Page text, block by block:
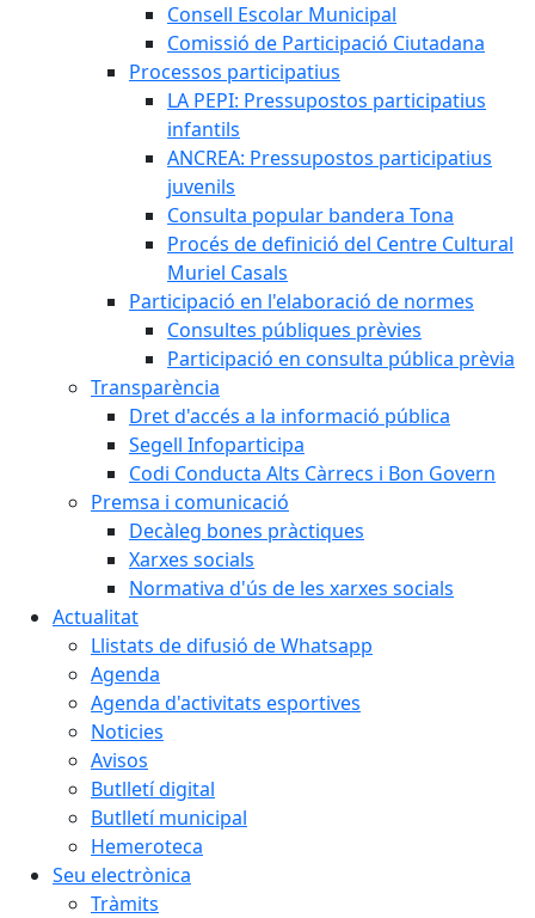
Consell Escolar Municipal
Comissió de Participació Ciutadana
Processos participatius
LA PEPI: Pressupostos participatius
infantils
ANCREA: Pressupostos participatius
juvenils
Consulta popular bandera Tona
Procés de definició del Centre Cultural
Muriel Casals
Participació en l'elaboració de normes
Consultes públiques prèvies
Participació en consulta pública prèvia
Transparència
Dret d'accés a la informació pública
Segell Infoparticipa
Codi Conducta Alts Càrrecs i Bon Govern
Premsa i comunicació
Decàleg bones pràctiques
Xarxes socials
Normativa d'ús de les xarxes socials
Actualitat
Llistats de difusió de Whatsapp
Agenda
Agenda d'activitats esportives
Noticies
Avisos
Butlletí digital
Butlletí municipal
Hemeroteca
Seu electrònica
Tràmits